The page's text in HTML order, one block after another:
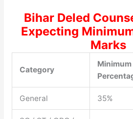
Bihar Deled
Expecting
Marks
Category
General 35%